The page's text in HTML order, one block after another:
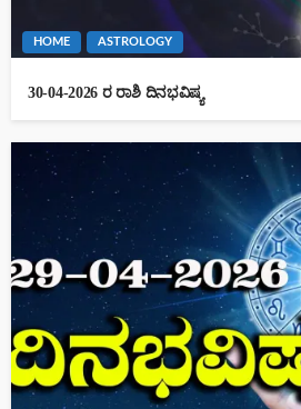
HOME ASTROLOGY
30-04-2026 ರ ರಾಶಿ ದಿನಭವಿಷ್ಯ